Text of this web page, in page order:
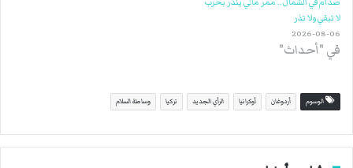
لا تبقي ولا تذر
2026-08-06
في "أحداث"
الوسوم أردوغان أوكرانيا الرأي الجديد تركيا وساطة السلام